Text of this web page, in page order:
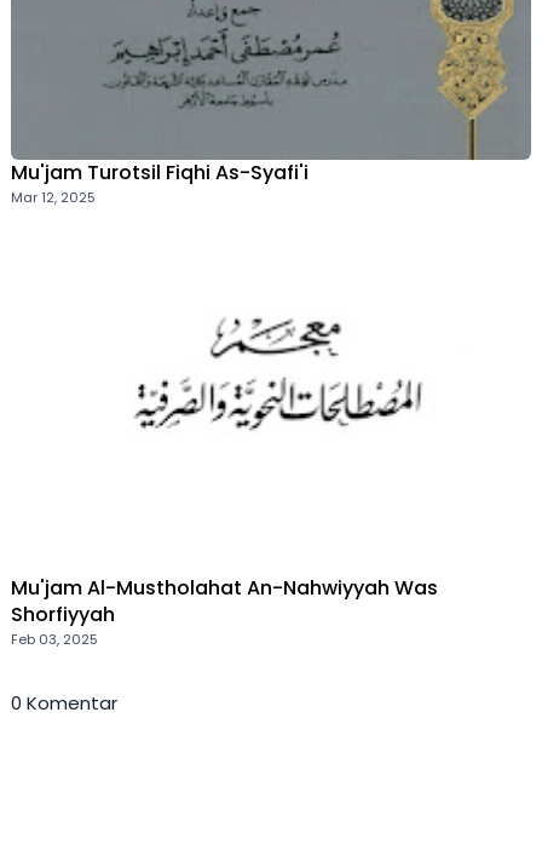
Mu'jam Turotsil Fiqhi As-Syafi'i
Mar 12, 2025
Mu'jam Al-Mustholahat An-Nahwiyyah Was
Shorfiyyah
Feb 03, 2025
0 Komentar